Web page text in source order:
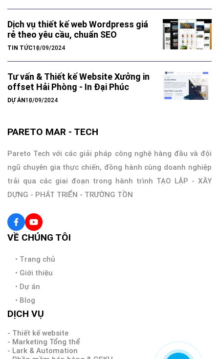
Dịch vụ thiết kế web Wordpress giá
rẻ theo yêu cầu, chuẩn SEO
TIN TỨC10/09/2024
Tư vấn & Thiết kế Website Xưởng in
offset Hải Phòng - In Đại Phúc
DỰ ÁN10/09/2024
PARETO MAR - TECH
Pareto Tech với các giải pháp công nghệ hàng đầu và đội
ngũ chuyên gia thực chiến, đồng hành cùng doanh nghiệp
trải qua các giai đoạn trong hành trình TẠO LẬP - XÂY
DỰNG - PHÁT TRIỂN - TRƯỜNG TỒN
VỀ CHÚNG TÔI
• Trang chủ
• Giới thiệu
• Dự án
• Blog
DỊCH VỤ
- Thiết kế website
- Marketing Tổng thể
- Lark & Automation